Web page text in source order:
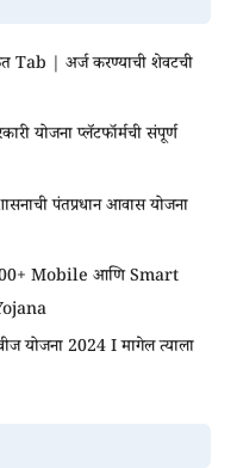
Tab | अर्ज करण्याची शेवटची
योजना प्लॅटफॉर्मची संपूर्ण
पंतप्रधान आवास योजना
Mobile आणि Smart
योजना 2024 I मागेल त्याला